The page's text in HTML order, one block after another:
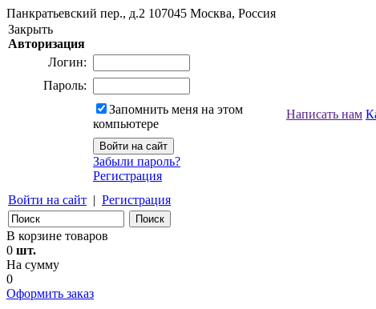
Панкратьевский пер., д.2 107045 Москва, Россия
Закрыть
Авторизация
Логин:
Пароль:
Запомнить меня на этом
компьютере
Забыли пароль?
Регистрация
Войти на сайт | Регистрация
Написать нам
В корзине товаров
0 шт.
На сумму
0
Оформить заказ